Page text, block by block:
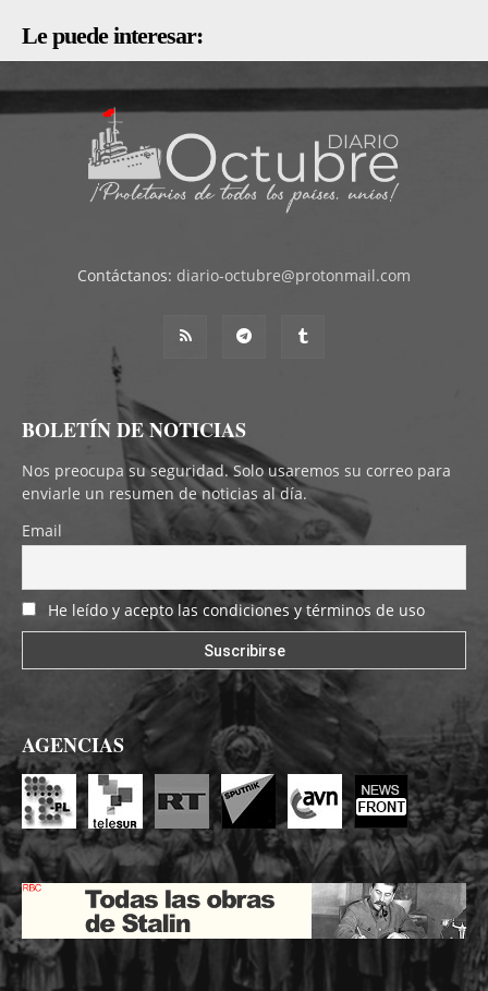
Le puede interesar:
Contáctanos: diario-octubre@protonmail.com
BOLETÍN DE NOTICIAS
Nos preocupa su seguridad. Solo usaremos su correo para
enviarle un resumen de noticias al día.
Email
He leído y acepto las condiciones y términos de uso
AGENCIAS